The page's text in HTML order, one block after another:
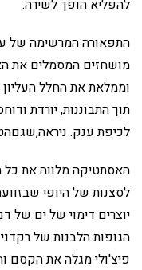
להפליא הופך לשירה.
התפאורה המרשימה של
מושחזים המסמלים את
וממלאת את החלל
תוך התבוננות, יורדת
לכיפת ענק.
האסתטיקה מלווה את כל
לסצנות של היופי
יוצרים דימוי של ים
הגופות הלבנות של
פיצ'ולי מגלה את הקסם